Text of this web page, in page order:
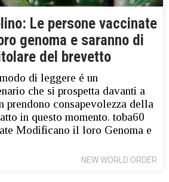
Le persone vaccinate
genoma e saranno di
del brevetto
di leggere é un
che si prospetta davanti a
prendono consapevolezza della
in questo momento. toba60
Modificano il loro Genoma e
NEW WORLD ORDER